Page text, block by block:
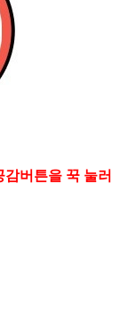
버튼을 꾹 눌러